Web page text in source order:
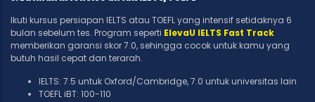
Ikuti kursus persiapan IELTS atau TOEFL yang intensif setidaknya 6
bulan sebelum tes. Program seperti ElevaU IELTS Fast Track
memberikan garansi skor 7.0, sehingga cocok untuk kamu yang
butuh hasil cepat dan terarah.
IELTS: 7.5 untuk Oxford/Cambridge, 7.0 untuk universitas lain
TOEFL iBT: 100-110